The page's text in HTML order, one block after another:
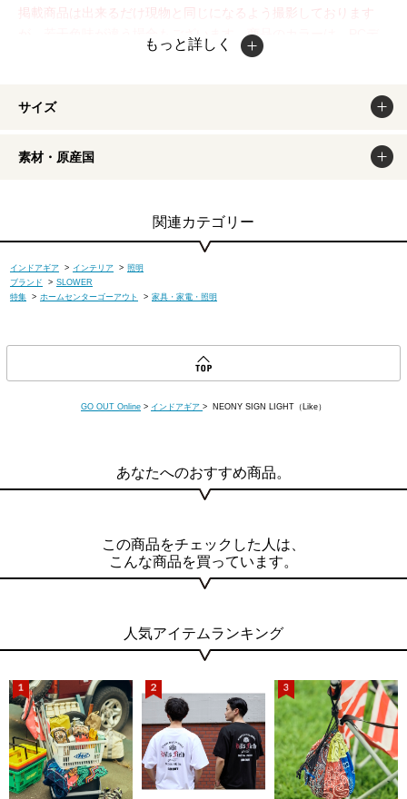
掲載商品は出来るだけ現物と同じになるよう撮影しております
が、若干色味が違う場合もございます。商品のカラーは、PCデ
ィスプレイの性質上、実際の色と異なって見える場合がございま
もっと詳しく
サイズ
素材・原産国
関連カテゴリー
インドアギア > インテリア > 照明
ブランド
> SLOWER
特集 > ホームセンターゴーアウト > 家具・家電・照明
GO OUT Online > インドアギア > NEONY SIGN LIGHT（Like）
あなたへのおすすめ商品。
この商品をチェックした人は、
こんな商品を買っています。
人気アイテムランキング